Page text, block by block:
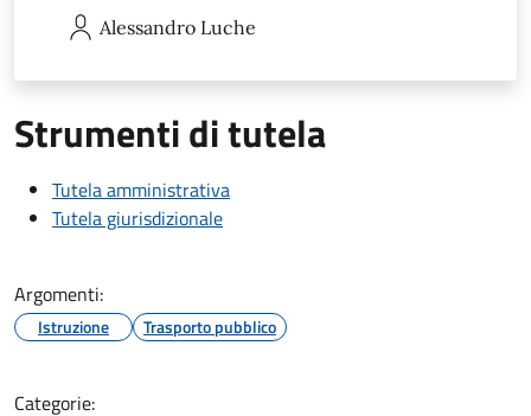
Alessandro Luche
Strumenti di tutela
Tutela amministrativa
Tutela giurisdizionale
Argomenti:
Istruzione Trasporto pubblico
Categorie: